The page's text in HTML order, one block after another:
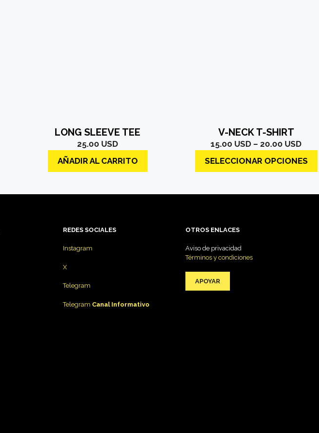
LONG SLEEVE TEE
25.00 USD
AÑADIR AL CARRITO
V-NECK T-SHIRT
15.00 USD – 20.00 USD
SELECCIONAR OPCIONES
producto
REDES SOCIALES
Instagram
X
Telegram
Telegram Canal Informativo
OTROS ENLACES
Aviso de privacidad
Términos y condiciones
APOYAR